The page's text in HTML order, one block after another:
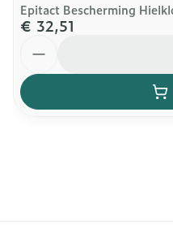
Epitact Bescherming
€ 32,51